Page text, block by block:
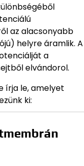
az alacsonyabb
helyre áramlik. A
a
elvándorol.
írja le, amelyet
ki: